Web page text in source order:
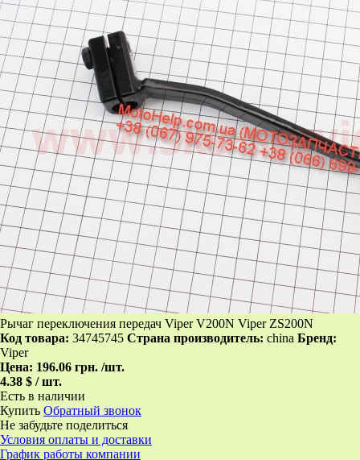
Рычаг переключения передач Viper V200N Viper ZS200N
Код товара: 34745745 Страна производитель: china Бренд:
Viper
Цена: 196.06 грн. /шт.
4.38 $ / шт.
Есть в наличии
Купить Обратный звонок
Не забудьте поделиться
Условия оплаты и доставки
График работы компании